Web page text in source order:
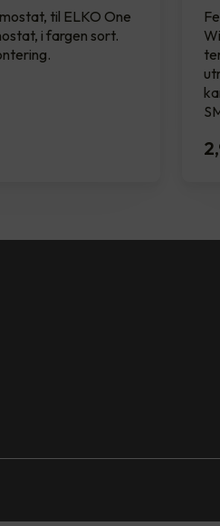
til ELKO One
i fargen sort.